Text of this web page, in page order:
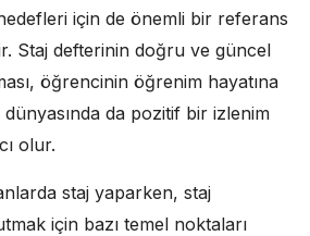
için de önemli bir referans
Staj defterinin doğru ve güncel
öğrencinin öğrenim hayatına
dünyasında da pozitif bir izlenim
olur.
staj yaparken, staj
için bazı temel noktaları